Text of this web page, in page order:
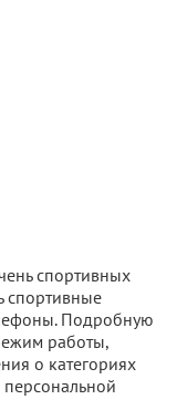
спортивных
спортивные
Подробную
работы,
о категориях